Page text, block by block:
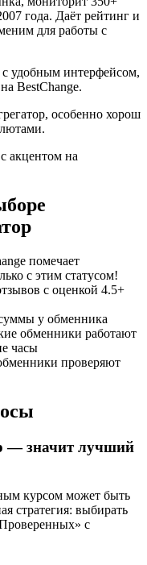
года. Даёт рейтинг и
для работы с
удобным интерфейсом,
BestChange.
особенно хорош
акцентом на
помечает
с этим статусом!
с оценкой 4.5+
у обменника
обменники работают
часы
проверяют
— значит лучший
курсом может быть
стратегия: выбирать
с